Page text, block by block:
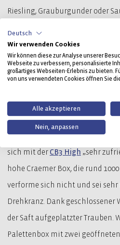
Riesling, Grauburgunder oder
kleinen Lesekisten oder Eimern
Palettenboxengeleert, um
gelangen. Ziel sei es, die
Der Weinbauer in sechster
„Klarheit, Ehrlichkeit,
sich mit der CB3 High „sehr
hohe Craemer Box, die rund
verforme sich nicht und sei sehr
Drehkranz. Dank geschlossener
der Saft aufgeplatzter Trauben.
Palettenbox mit zwei
Deutsch
Wir verwenden Cookies
Wir können diese zur Analyse unserer
Webseite zu verbessern, personalisierte
großartiges Webseiten-Erlebnis zu bieten.
von uns verwendeten Cookies öffnen Sie
Alle akzeptieren
Nein, anpassen